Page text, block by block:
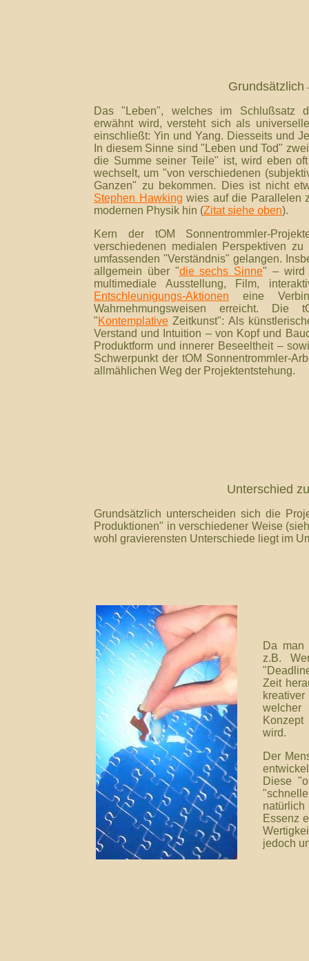
Grundsätzlich
Das "Leben", welches im Schlußsatz
erwähnt wird, versteht sich als
einschließt: Yin und Yang. Diesseits und
In diesem Sinne sind "Leben und Tod"
die Summe seiner Teile" ist, wird eben
wechselt, um "von verschiedenen
Ganzen" zu bekommen.
Dies ist nicht
Stephen Hawking wies auf die Parallelen
modernen Physik hin (Zitat siehe oben).
Kern der tOM Sonnentrommler-
verschiedenen medialen Perspektiven
umfassenden "Verständnis" gelangen.
allgemein über "die sechs Sinne" – wird
multimediale Ausstellung, Film,
Entschleunigungs-Aktionen eine
Wahrnehmungsweisen erreicht. Die
"Kontemplative Zeitkunst": Als
Verstand und Intuition – von Kopf und
Produktform und innerer Beseeltheit –
Schwerpunkt der tOM Sonnentrommler-
allmählichen Weg der Projektentstehung.
Unterschied
Grundsätzlich unterscheiden sich die
Produktionen" in verschiedener Weise
wohl gravierensten Unterschiede liegt im
Da man
z.B.
Zeit
welcher
wird.
Der
Diese
Essenz
jedoch